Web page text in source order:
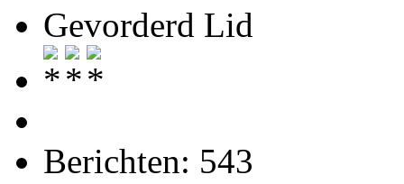
Gevorderd Lid
Berichten: 543